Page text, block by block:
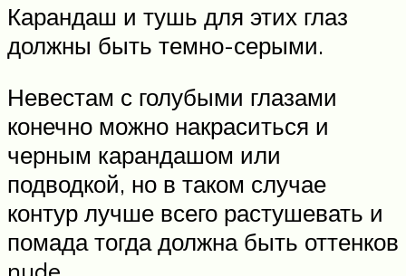
Карандаш и тушь для этих глаз
должны быть темно-серыми.
Невестам с голубыми глазами
конечно можно накраситься и
черным карандашом или
подводкой, но в таком случае
контур лучше всего растушевать и
помада тогда должна быть оттенков